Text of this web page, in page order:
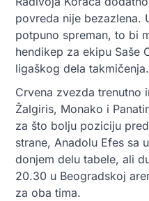
povreda nije bezazlena.
potpuno spreman, to bi
hendikep za ekipu Saše
ligaškog dela takmičenja.
Crvena zvezda trenutno
Žalgiris, Monako i
za što bolju poziciju
strane, Anadolu Efes sa
donjem delu tabele, ali
20.30 u Beogradskoj
za oba tima.